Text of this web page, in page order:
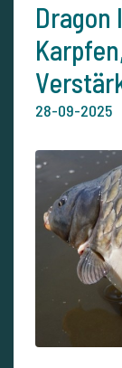
Dragon
28-09-2025